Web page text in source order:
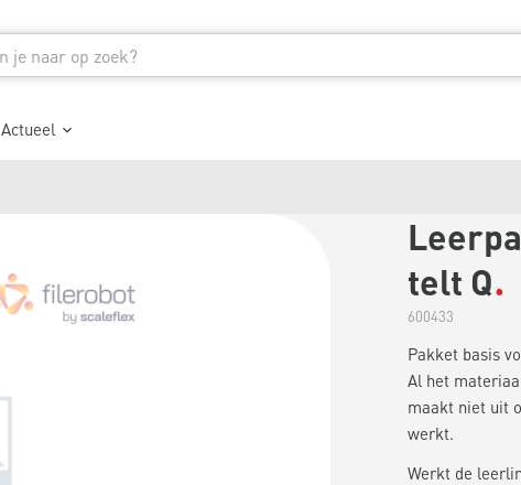
Actueel
telt Q
600433
Pakket basis
Al het
maakt niet uit
werkt.
Werkt de